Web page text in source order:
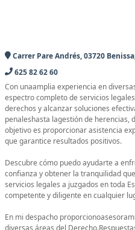
Carrer Pare Andrés, 03720
625 82 62 60
Con unaamplia experiencia en
espectro completo de servicios
derechos y alcanzar soluciones
penaleshasta lagestión de herencias,
objetivo es proporcionar asistencia
que garantice resultados positivos.
Descubre cómo puedo ayudarte a
confianza y obtener la tranquilidad
servicios legales a juzgados en toda
competente y diligente en cualquier
En mi despacho